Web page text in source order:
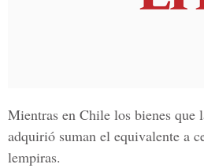
Mientras en Chile los bienes que
adquirió suman el equivalente a
lempiras.